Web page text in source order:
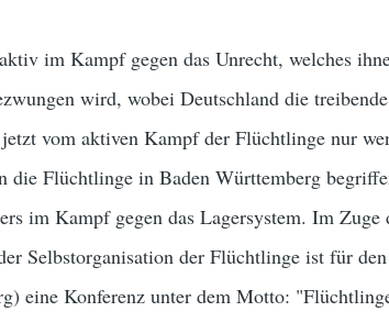
im Kampf gegen das Unrecht, welches
wird, wobei Deutschland die
vom aktiven Kampf der Flüchtlinge nur
die Flüchtlinge in Baden Württemberg
im Kampf gegen das Lagersystem. Im Zuge
Selbstorganisation der Flüchtlinge ist für
eine Konferenz unter dem Motto: